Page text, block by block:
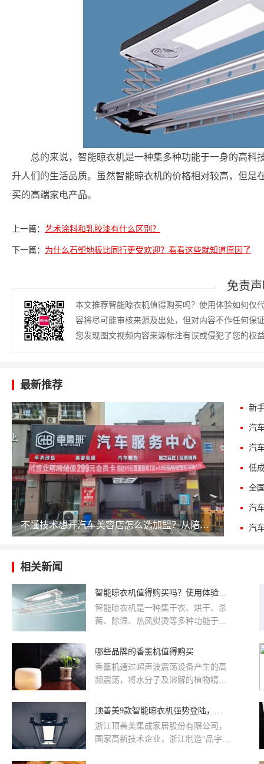
总的来说，智能晾衣机是一种集多种功能于一身的高
升人们的生活品质。虽然智能晾衣机的价格相对较高，但是
买的高端家电产品。
上一篇： 艺术涂料和乳胶漆有什么区别？
下一篇： 为什么石塑地板比同行更受欢迎？看看这些就知道原因了
免责
本文推荐智能晾衣机值得购买吗？使用体验如何仅
容将尽可能审核来源及出处，但对内容不作任何保
您发现图文视频内容来源标注有误或侵犯了您的权
最新推荐
不懂技术想开汽车美容店怎么选加盟？从陪跑服务、供应链到回本周期的完整决策清单
相关新闻
智能晾衣机值得购买吗？使用体验如何
智能晾衣机是一种集干衣、烘干、杀
菌、除湿、热风熨烫等多种功能于一
或晾衣绳，智能晾衣机在干衣的速
提升，是一种值得购买的高科技家
电。
哪些品牌的香薰机值得购买
香薰机通过超声波震荡设备产生的高
频震荡，将水分子及溶解的植物精油
雾散发于周围的空气之中，使空气充
房、大堂、过道、客房等各个场所。
那么哪些品牌的香薰机值得购买?我们
顶善美9款智能晾衣机强势登陆，晾衣别出心裁！
浙江顶善美集成家居股份有限公司，
国家高新技术企业，浙江制造“品字